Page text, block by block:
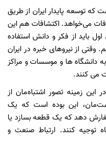
که توسعه پایدار ایران از طریق
می‌خواهد. اکتشافات هم این
باید از فکر و دانش استفاده
وقتی از نیروهای خبره در ایران
دانشگاه ها و موسسات و مراکز
می کنند.
زمینه تصور اشتباه‌مان از
این بوده است که یک
دهد که یک قطعه بسازد یا
توجیه کنند. ارتباط صنعت و